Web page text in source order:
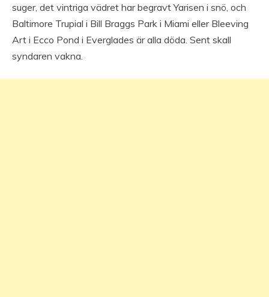
suger, det vintriga vädret har begravt Yarisen i snö, och
Baltimore Trupial i Bill Braggs Park i Miami eller Bleeving
Art i Ecco Pond i Everglades är alla döda. Sent skall
syndaren vakna.